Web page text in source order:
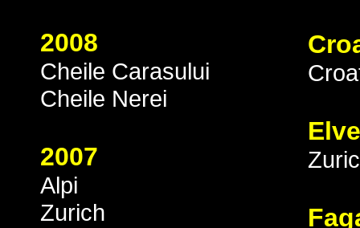
2008
Cheile Carasului
Cheile Nerei
2007
Alpi
Zurich